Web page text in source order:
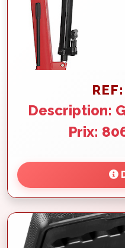
Description:
Prix: